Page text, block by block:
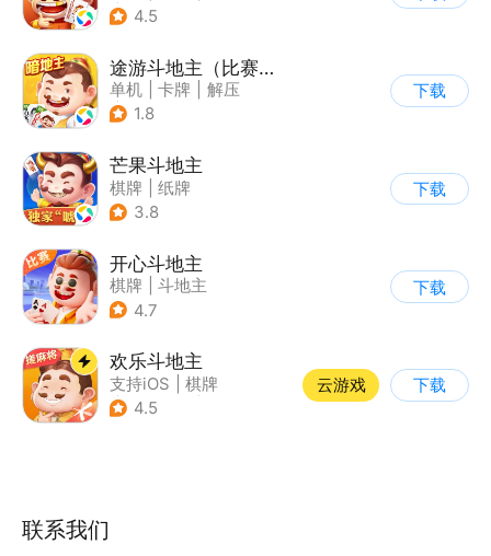
| PvP
4.5
途游斗地主（比赛版）
单机 卡牌
解压
| 匹配对战
1.8
下载
芒果斗地主
棋牌
纸牌
3.8
下载
开心斗地主
棋牌
斗地主
4.7
下载
欢乐斗地主
支持iOS
棋牌
| 即时战略
4.5
云游戏 下载
联系我们